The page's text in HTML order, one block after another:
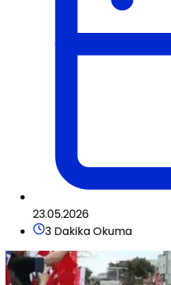
23.05.2026
3 Dakika Okuma